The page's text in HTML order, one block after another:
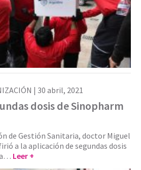
| 30 abril, 2021
dosis de Sinopharm
de Gestión Sanitaria, doctor Miguel
a la aplicación de segundas dosis
a… Leer +